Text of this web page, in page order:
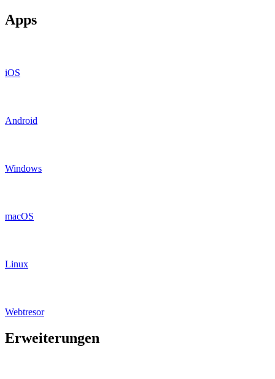
Apps
iOS
Android
Windows
macOS
Linux
Webtresor
Erweiterungen